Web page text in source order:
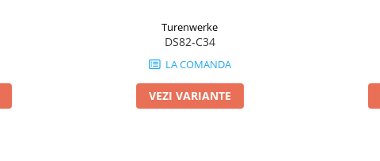
Turenwerke
DS82-C34
LA COMANDA
VEZI VARIANTE